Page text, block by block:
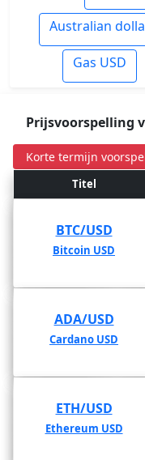
Australian
Gas USD
Prijsvoorspelling
Korte termijn
Titel
BTC/USD
Bitcoin USD
ADA/USD
Cardano USD
ETH/USD
Ethereum USD
Winst
81.26%
878.59%
128.55%